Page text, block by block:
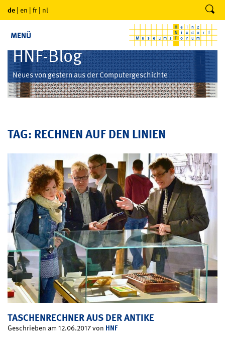
de | en | fr | nl
MENÜ
HNF-Blog
Neues von gestern aus der Computergeschichte
TAG: RECHNEN AUF DEN LINIEN
TASCHENRECHNER AUS DER ANTIKE
Geschrieben am 12.06.2017 von HNF